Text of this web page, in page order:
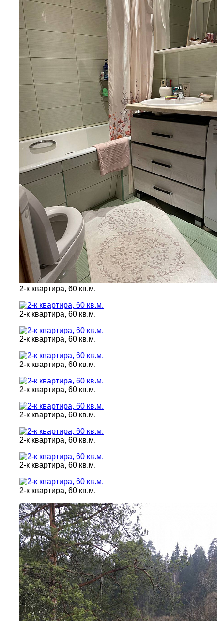
2-к квартира, 60 кв.м.
2-к квартира, 60 кв.м.
2-к квартира, 60 кв.м.
2-к квартира, 60 кв.м.
2-к квартира, 60 кв.м.
2-к квартира, 60 кв.м.
2-к квартира, 60 кв.м.
2-к квартира, 60 кв.м.
2-к квартира, 60 кв.м.